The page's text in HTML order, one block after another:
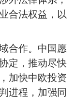
合法权益，以
合作。中国愿
定，推动尽快
加快中欧投资
进程，加强同